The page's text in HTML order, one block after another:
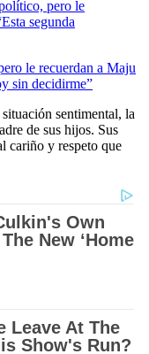
le recuerdan a Maju
sin decidirme”
sentimental, la
de sus hijos. Sus
cariño y respeto que